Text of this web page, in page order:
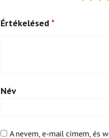
Értékelésed *
Név
A nevem, e-mail címem, és